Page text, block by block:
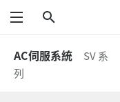
功能表
AC伺服系統
SV 系
列